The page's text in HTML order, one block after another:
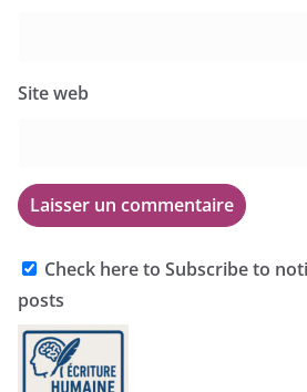
Site web
Check here to Subscribe to
posts